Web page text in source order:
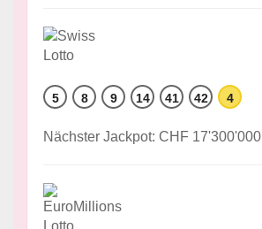
5 8 9 14 41 42 4
Nächster Jackpot: CHF 17'300'000